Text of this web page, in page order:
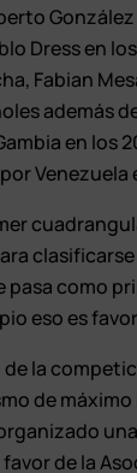
Dress en
Fabian
además
en los
Venezuela
pasa como
eso es
de la
de máximo
de la